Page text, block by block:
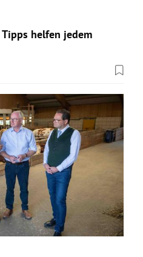
helfen jedem